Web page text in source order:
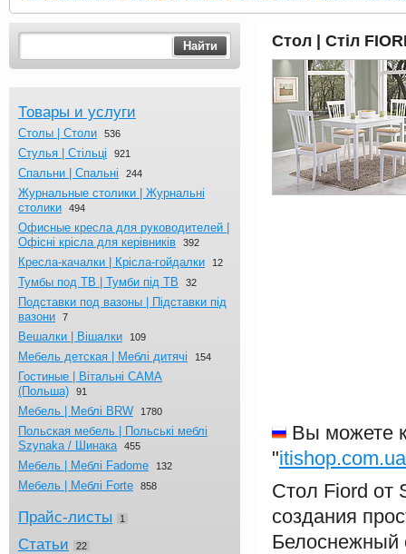
Найти
Товары и услуги
Столы | Столи 536
Стулья | Стільці 921
Спальни | Спальні 244
Журнальныe столики | Журнальні
столики
494
Офисные кресла для руководителей |
Офісні крісла для керівників
392
Кресла-качалки | Крісла-гойдалки 12
Тумбы под ТВ | Тумби під ТВ 32
Подставки под вазоны | Підставки під
вазони
7
Вешалки | Вішалки 109
Мебель детская | Меблі дитячі 154
Гостиные | Вітальні CAMA
(Польша)
91
Мебель | Меблі BRW 1780
Польская мебель | Польські меблі
Szynaka / Шинака
455
Мебель | Меблі Fadome 132
Мебель | Меблі Forte 858
Прайс-листы 1
Статьи 22
Стол | Стіл
Вы можете
"itishop.com.ua
Стол Fiord от
создания
Белоснежный